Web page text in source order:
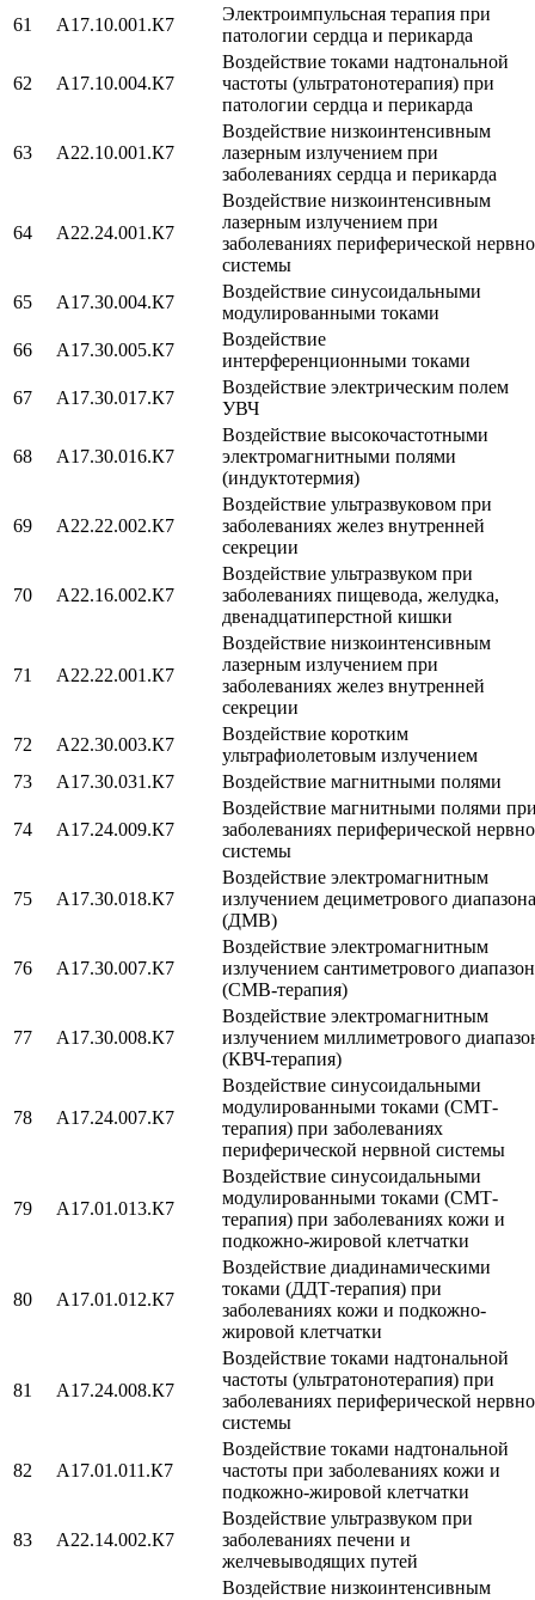
61
A17.10.001.К7
Электроимпульсная терапия при
патологии сердца и перикарда
62 A17.10.004.К7
Воздействие токами надтональной
частоты (ультратонотерапия) при
патологии сердца и перикарда
63 A22.10.001.К7
Воздействие низкоинтенсивным
лазерным излучением при
заболеваниях сердца и перикарда
64 A22.24.001.К7
Воздействие низкоинтенсивным
лазерным излучением при
заболеваниях периферической
системы
65
A17.30.004.К7
Воздействие синусоидальными
модулированными токами
66
A17.30.005.К7
Воздействие
интерференционными токами
67
A17.30.017.К7
Воздействие электрическим полем
УВЧ
68 A17.30.016.К7
Воздействие высокочастотными
электромагнитными полями
(индуктотермия)
69 A22.22.002.К7
Воздействие ультразвуковом при
заболеваниях желез внутренней
секреции
70 A22.16.002.К7
Воздействие ультразвуком при
заболеваниях пищевода, желудка,
двенадцатиперстной кишки
71 A22.22.001.К7
Воздействие низкоинтенсивным
лазерным излучением при
заболеваниях желез внутренней
секреции
72
A22.30.003.К7
Воздействие коротким
ультрафиолетовым излучением
73
A17.30.031.К7 Воздействие магнитными полями
74 A17.24.009.К7
Воздействие магнитными полями
заболеваниях периферической
системы
75 A17.30.018.К7
Воздействие электромагнитным
излучением дециметрового диапазона
(ДМВ)
76 A17.30.007.К7
Воздействие электромагнитным
излучением сантиметрового
(СМВ-терапия)
77 A17.30.008.К7
Воздействие электромагнитным
излучением миллиметрового
(КВЧ-терапия)
78 A17.24.007.К7
Воздействие синусоидальными
модулированными токами (СМТ-
терапия) при заболеваниях
периферической нервной системы
79 A17.01.013.К7
Воздействие синусоидальными
модулированными токами (СМТ-
терапия) при заболеваниях кожи и
подкожно-жировой клетчатки
80 A17.01.012.К7
Воздействие диадинамическими
токами (ДДТ-терапия) при
заболеваниях кожи и подкожно-
жировой клетчатки
81 A17.24.008.К7
Воздействие токами надтональной
частоты (ультратонотерапия) при
заболеваниях периферической
системы
82 A17.01.011.К7
Воздействие токами надтональной
частоты при заболеваниях кожи и
подкожно-жировой клетчатки
83 A22.14.002.К7
Воздействие ультразвуком при
заболеваниях печени и
желчевыводящих путей
Воздействие низкоинтенсивным